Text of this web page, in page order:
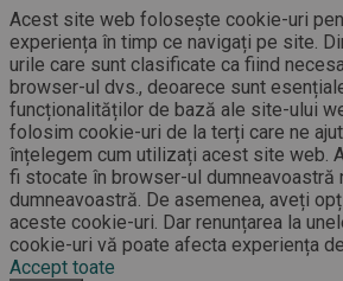
Acest site web folosește cookie-uri
experiența în timp ce navigați pe site.
urile care sunt clasificate ca fiind
browser-ul dvs., deoarece sunt
funcționalităților de bază ale site-ului
folosim cookie-uri de la terți care ne
înțelegem cum utilizați acest site web.
fi stocate în browser-ul dumneavoastră
dumneavoastră. De asemenea, aveți
aceste cookie-uri. Dar renunțarea la
cookie-uri vă poate afecta experiența
Accept toate